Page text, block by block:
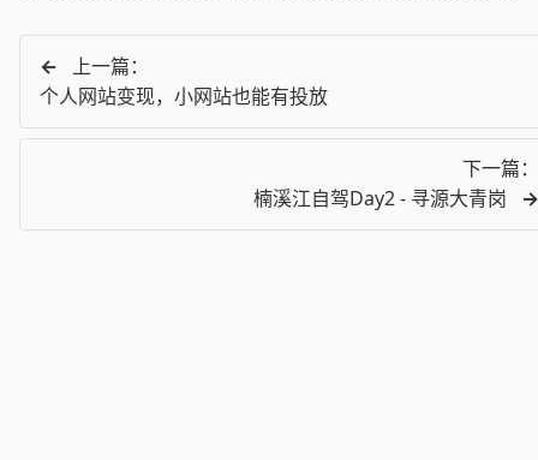
←
上一篇：
个人网站变现，小网站也能有投放
下一篇：
楠溪江自驾Day2 - 寻源大青岗
→